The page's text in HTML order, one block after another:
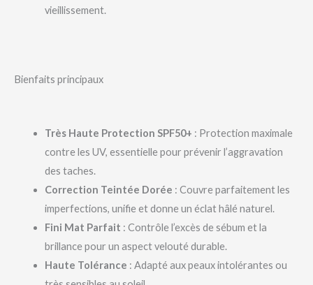
vieillissement.
Bienfaits principaux
Très Haute Protection SPF50+ : Protection maximale
contre les UV, essentielle pour prévenir l’aggravation
des taches.
Correction Teintée Dorée : Couvre parfaitement les
imperfections, unifie et donne un éclat hâlé naturel.
Fini Mat Parfait : Contrôle l’excès de sébum et la
brillance pour un aspect velouté durable.
Haute Tolérance : Adapté aux peaux intolérantes ou